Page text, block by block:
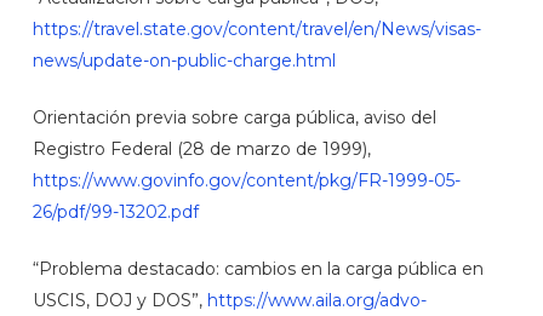
https://travel.state.gov/content/travel/en/News/visas-
news/update-on-public-charge.html
Orientación previa sobre carga pública, aviso del
Registro Federal (28 de marzo de 1999),
https://www.govinfo.gov/content/pkg/FR-1999-05-
26/pdf/99-13202.pdf
“Problema destacado: cambios en la carga pública en
USCIS, DOJ y DOS”, https://www.aila.org/advo-